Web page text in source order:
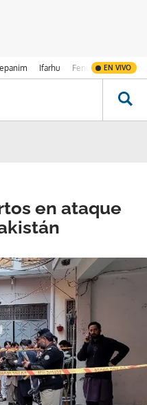
Ifarhu Fenómeno de El
EN VIVO
en ataque